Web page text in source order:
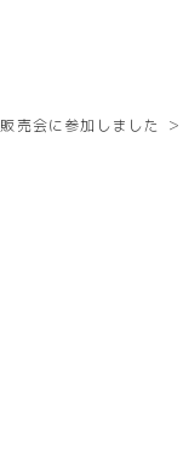
販売会に参加しました ＞